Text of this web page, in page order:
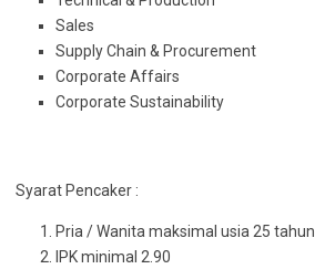
Sales
Supply Chain & Procurement
Corporate Affairs
Corporate Sustainability
Syarat Pencaker :
Pria / Wanita maksimal usia 25 tahun
IPK minimal 2.90